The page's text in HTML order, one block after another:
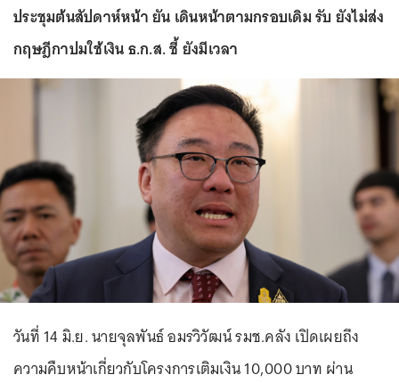
ประชุมต้นสัปดาห์หน้า ยัน เดินหน้าตามกรอบเดิม รับ ยังไม่ส่ง
กฤษฎีกาปมใช้เงิน ธ.ก.ส. ชี้ ยังมีเวลา
วันที่ 14 มิ.ย. นายจุลพันธ์ อมรวิวัฒน์ รมช.คลัง เปิดเผยถึง
ความคืบหน้าเกี่ยวกับโครงการเติมเงิน 10,000 บาท ผ่าน